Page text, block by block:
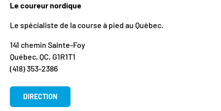
Le coureur nordique
Le spécialiste de la course à pied au Québec.
141 chemin Sainte-Foy
Québec, QC, G1R1T1
(418) 353-2386
DIRECTION